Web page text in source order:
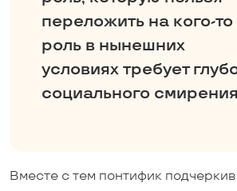
переложить на ­кого-
роль в нынешних
условиях требует
социального
Вместе с тем понтифик